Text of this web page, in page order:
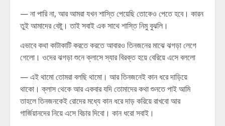
— না পারি না, আর আমরা যখন শাস্তি পেয়েছি তোকেও পেতে হবে। কারন
তুই আমাদের বেষ্টু। তাই সবাই এক সাথে শাস্তি নিমু বুঝলি।
এভাবে কথা কাটাকাটি করতে করতে আবারও তিনজনের মাঝে ঝগড়া লেগে
গেলো। ওদের ঝগড়া শুনে ক্লাসে স্যার বিরক্ত হয়ে বেরিয়ে এসে বললো
— এই থামো তোমরা বলছি থামো। আর তিনজনেই কান ধরে দাড়িয়ে
থাকো। ক্লাস থেকে আর একবার যদি তোমাদের কথা শুনতে পাই আমি
তাহলে তিনজনকেই রোদের মধ্যে কান ধরে দাড় করিয়ে রাখবো আর
গার্জিয়ানদের নিয়ে এসে বিচার দিবো। কান ধরো সবাই।